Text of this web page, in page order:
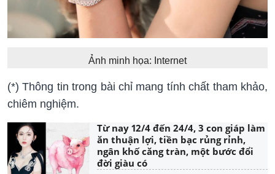
Ảnh minh họa: Internet
(*) Thông tin trong bài chỉ mang tính chất tham khảo,
chiêm nghiệm.
Từ nay 12/4 đến 24/4, 3 con giáp làm
ăn thuận lợi, tiền bạc rủng rỉnh,
ngân khố căng tràn, một bước đổi
đời giàu có